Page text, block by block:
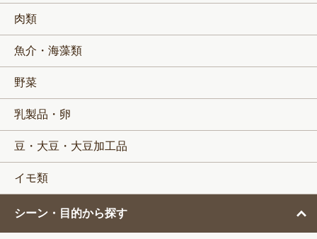
肉類
魚介・海藻類
野菜
乳製品・卵
豆・大豆・大豆加工品
イモ類
シーン・目的から探す